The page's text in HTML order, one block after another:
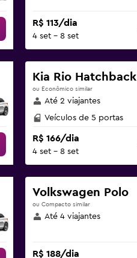
R$ 113/dia
4 set - 8 set
Kia Rio Hatchback
ou Econômico similar
Até 2 viajantes
Veículos de 5 portas
R$ 166/dia
4 set - 8 set
Volkswagen Polo
ou Compacto similar
Até 4 viajantes
R$ 188/dia